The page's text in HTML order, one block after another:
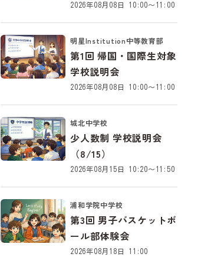
2026年08月08日 10:00～11:00
第1回 帰国・国際生対象
学校説明会
明星Institution中等教育部
2026年08月08日 10:00～11:00
少人数制 学校説明会
（8/15）
城北中学校
2026年08月15日 10:20～11:50
第3回 男子バスケットボ
ール部体験会
浦和学院中学校
2026年08月18日 11:00